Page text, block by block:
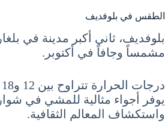
الطقس في بلوفديف
بلوفديف، ثاني أكبر مدينة في
مشمساً وجافاً في أكتوبر.
يوفر أجواء مثالية للمشي في
واستكشاف المعالم الثقافية.